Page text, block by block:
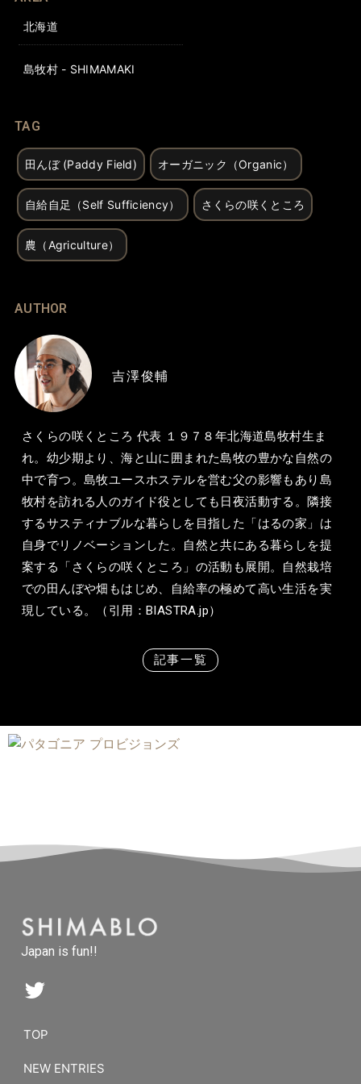
北海道
島牧村 - SHIMAMAKI
TAG
田んぼ (Paddy Field) オーガニック（Organic）
自給自足（Self Sufficiency） さくらの咲くところ
農（Agriculture）
AUTHOR
吉澤俊輔
さくらの咲くところ 代表 １９７８年北海道島牧村生ま
れ。幼少期より、海と山に囲まれた島牧の豊かな自然の
中で育つ。島牧ユースホステルを営む父の影響もあり島
牧村を訪れる人のガイド役としても日夜活動する。隣接
するサスティナブルな暮らしを目指した「はるの家」は
自身でリノベーションした。自然と共にある暮らしを提
案する「さくらの咲くところ」の活動も展開。自然栽培
での田んぼや畑もはじめ、自給率の極めて高い生活を実
現している。（引用：BIASTRA.jp）
記事一覧
Japan is fun!!
TOP
NEW ENTRIES